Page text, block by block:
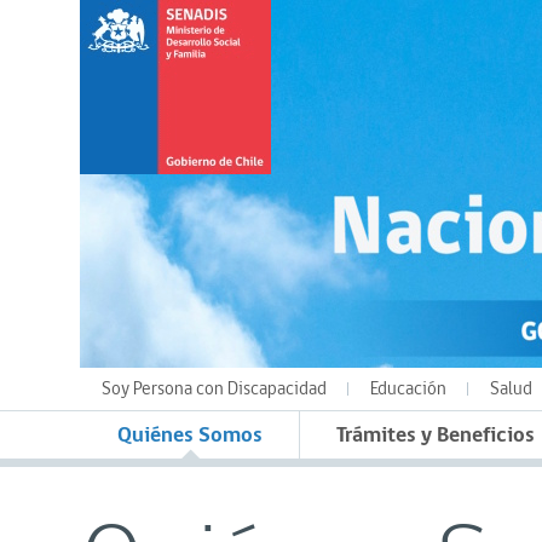
Soy Persona con Discapacidad Educación Salud
Quiénes Somos Trámites y Beneficios